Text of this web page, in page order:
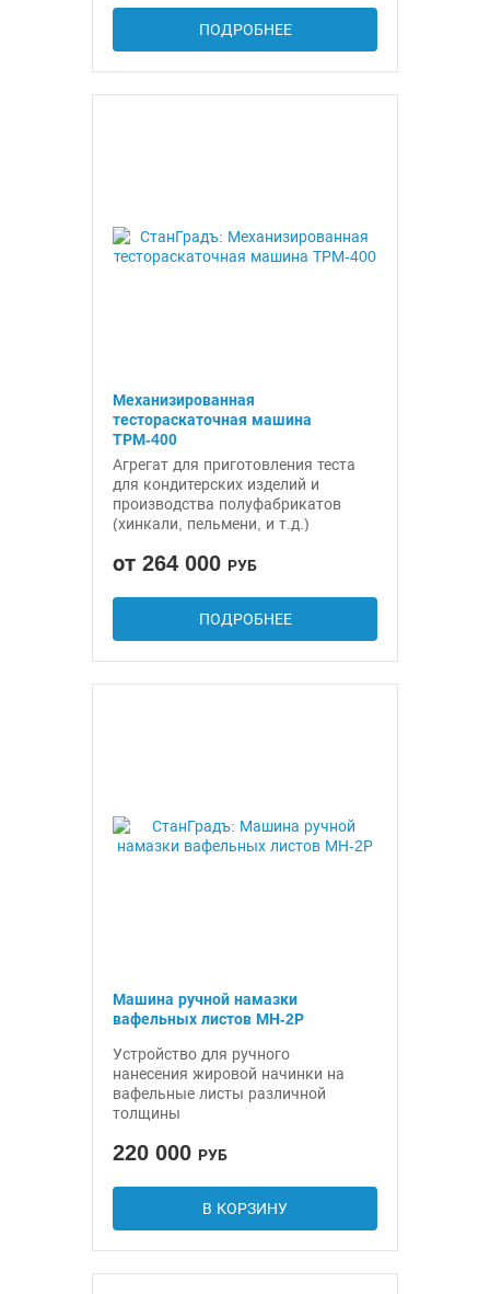
ПОДРОБНЕЕ
Механизированная
тестораскаточная машина
ТРМ-400
Агрегат для приготовления теста
для кондитерских изделий и
производства полуфабрикатов
(хинкали, пельмени, и т.д.)
от 264 000 РУБ
ПОДРОБНЕЕ
Машина ручной намазки
вафельных листов МН-2Р
Устройство для ручного
нанесения жировой начинки на
вафельные листы различной
толщины
220 000 РУБ
В КОРЗИНУ